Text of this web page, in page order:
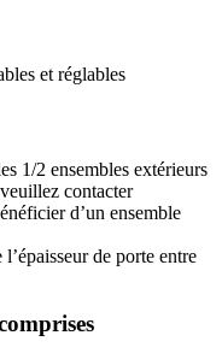
et réglables
1/2 ensembles extérieurs
contacter
d’un ensemble
de porte entre